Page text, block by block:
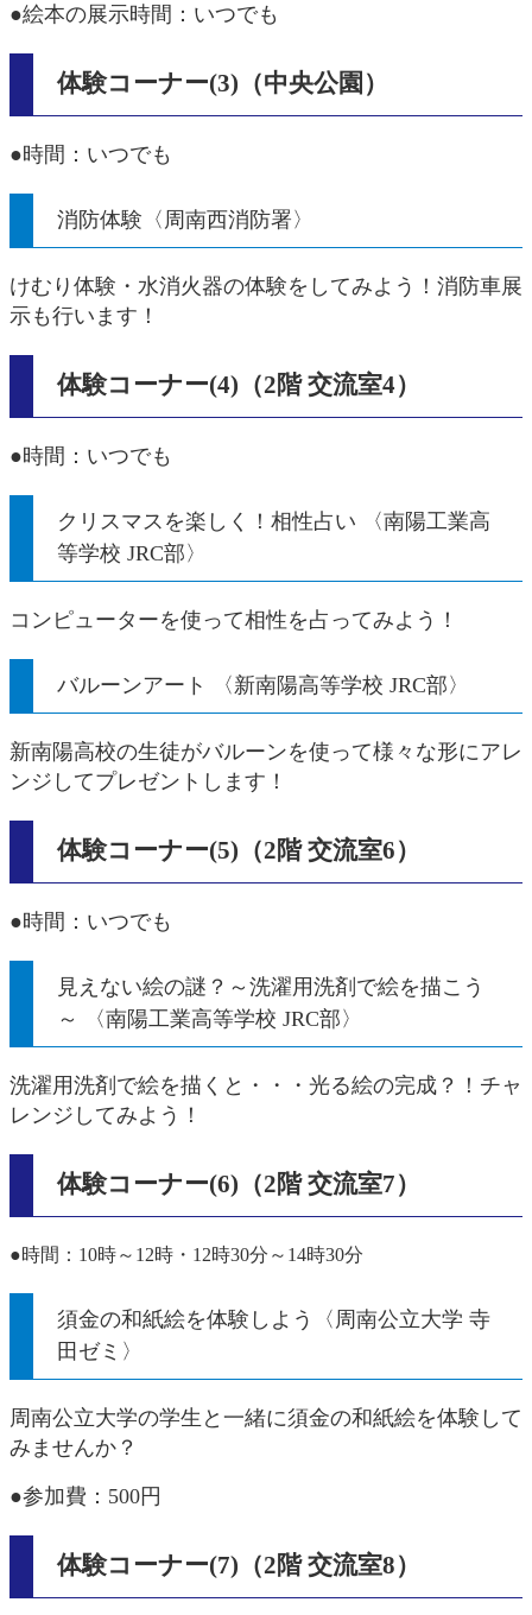
●絵本の展示時間：いつでも
体験コーナー(3)（中央公園）
●時間：いつでも
消防体験〈周南西消防署〉
けむり体験・水消火器の体験をしてみよう！消防車展
示も行います！
体験コーナー(4)（2階 交流室4）
●時間：いつでも​​
クリスマスを楽しく！相性占い 〈南陽工業高
等学校 JRC部〉
コンピューターを使って相性を占ってみよう！
バルーンアート 〈新南陽高等学校 JRC部〉
新南陽高校の生徒がバルーンを使って様々な形にアレ
ンジしてプレゼントします！
体験コーナー(5)（2階 交流室6）
●時間：いつでも
見えない絵の謎？～洗濯用洗剤で絵を描こう
～ 〈南陽工業高等学校 JRC部〉
洗濯用洗剤で絵を描くと・・・光る絵の完成？！チャ
レンジしてみよう！
体験コーナー(6)（2階 交流室7）
●時間：10時～12時・12時30分～14時30分
須金の和紙絵を体験しよう〈周南公立大学 寺
田ゼミ〉
周南公立大学の学生と一緒に須金の和紙絵を体験して
みませんか？
●参加費：500円
体験コーナー(7)（2階 交流室8）